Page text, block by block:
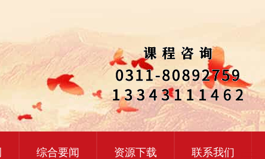
综合要闻 资源下载 联系我们